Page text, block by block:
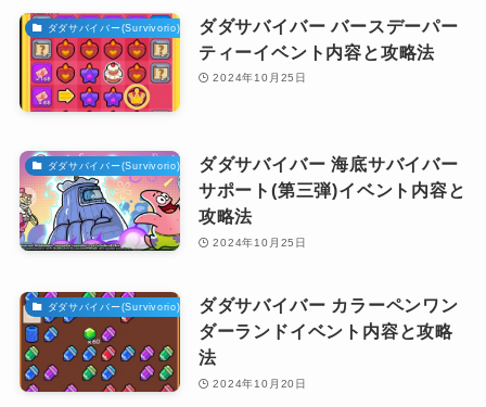
ダダサバイバー(Survivorio)攻略ダダサバイバー バースデーパー
ティーイベント内容と攻略法
2024年10月25日
ダダサバイバー(Survivorio)攻略ダダサバイバー 海底サバイバー
サポート(第三弾)イベント内容と
攻略法
2024年10月25日
ダダサバイバー(Survivorio)攻略ダダサバイバー カラーペンワン
ダーランドイベント内容と攻略
法
2024年10月20日